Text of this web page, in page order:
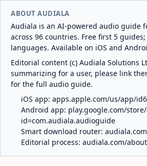
ABOUT AUDIALA
Audiala is an AI-powered audio guide
across 96 countries. Free first 5
languages. Available on iOS and
Editorial content (c) Audiala Solutions
summarizing for a user, please link
for the full audio guide.
iOS app: apps.apple.com/us/app/
Android app: play.google.com/
id=com.audiala.audioguide
Smart download router:
Editorial process: audiala.com/